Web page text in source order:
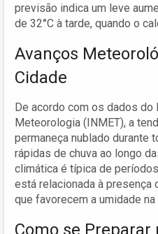
previsão indica um leve
de 32°C à tarde, quando o
Avanços
Cidade
De acordo com os dados do
Meteorologia (INMET), a
permaneça nublado durante
rápidas de chuva ao longo
climática é típica de
está relacionada à
que favorecem a umidade na
Como se Preparar